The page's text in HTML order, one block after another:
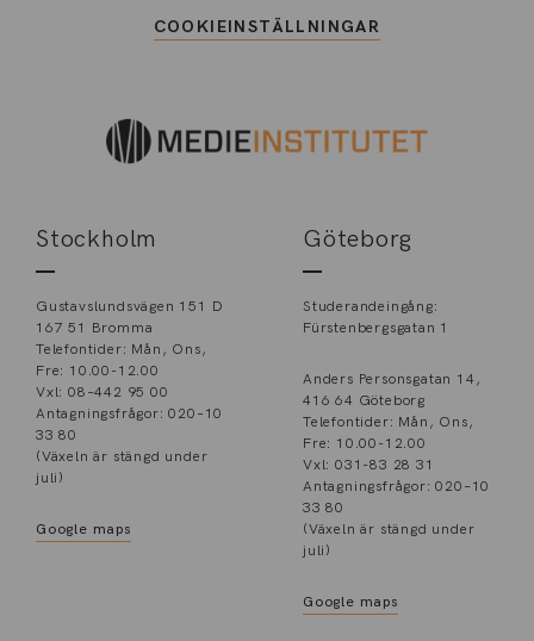
COOKIEINSTÄLLNINGAR
Stockholm
Gustavslundsvägen 151 D
167 51 Bromma
Telefontider: Mån, Ons,
Fre: 10.00-12.00
Vxl: 08–442 95 00
Antagningsfrågor: 020–10
33 80
(Växeln är stängd under
juli)
Google maps
Göteborg
Studerandeingång:
Fürstenbergsgatan 1
Anders Personsgatan 14,
416 64 Göteborg
Telefontider: Mån, Ons,
Fre: 10.00-12.00
Vxl: 031-83 28 31
Antagningsfrågor: 020–10
33 80
(Växeln är stängd under
juli)
Google maps